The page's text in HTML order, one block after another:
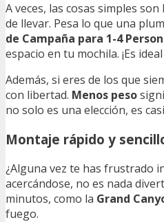
A veces, las cosas simples son
de llevar. Pesa lo que una
de Campaña para 1-4
espacio en tu mochila. ¡Es
Además, si eres de los que
con libertad. Menos peso
no solo es una elección, es
Montaje rápido y
¿Alguna vez te has frustrado
acercándose, no es nada
minutos, como la Grand
fuego.